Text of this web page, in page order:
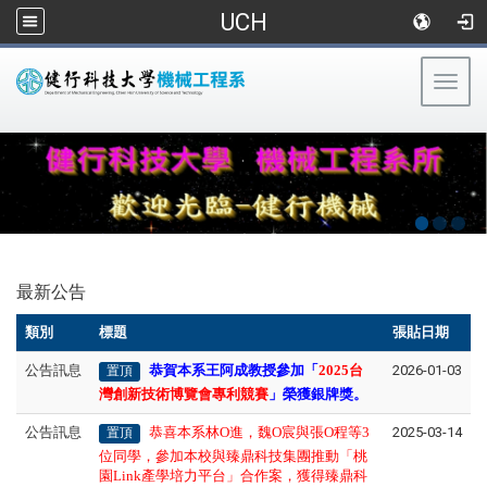
UCH
最新公告
類別 標題 張貼日期
公告訊息 置頂 恭賀本系王阿成教授參加「2025台
灣創新技術博覽會專利競賽 」榮獲銀牌獎。
2026-01-03
公告訊息 置頂
恭喜本系林O進，魏O宸與張O程等3
位同學，參加本校與臻鼎科技集團推動「桃
園Link產學培力平台」合作案，獲得臻鼎科
2025-03-14